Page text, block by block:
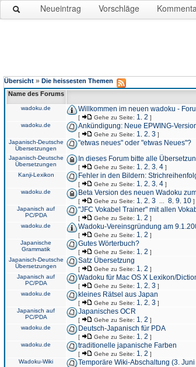
Neueintrag Vorschläge
Übersicht » Die heissesten Themen
Name des Forums
wadoku.de Willkommen im neuen wadoku -
[ Gehe zu Seite: 1 2 ]
wadoku.de Ankündigung: Neue EPWING-
[ Gehe zu Seite: 1 2 3 ]
Japanisch-Deutsche
Übersetzungen
"etwas neues" oder "etwas Neues"?
Japanisch-Deutsche
Übersetzungen
In dieses Forum bitte alle
[ Gehe zu Seite: 1 2 3 4 ]
Kanji-Lexikon Fehler in den Bildern:
[ Gehe zu Seite: 1 2 3 4 ]
wadoku.de Beta Version des neuen Wadoku
[ Gehe zu Seite: 1 2 3 8 9 10 ]
Japanisch auf
PC/PDA
"JFC Vokabel Trainer" mit allen
[ Gehe zu Seite: 1 2 ]
wadoku.de Wadoku-Vereinsgründung am
[ Gehe zu Seite: 1 2 ]
Japanische
Grammatik
Gutes Wörterbuch?
[ Gehe zu Seite: 1 2 ]
Japanisch-Deutsche
Übersetzungen
Satz Übersetzung
[ Gehe zu Seite: 1 2 ]
Japanisch auf
PC/PDA
Wadoku für Mac OS X Lexikon/
[ Gehe zu Seite: 1 2 3 ]
wadoku.de kleines Rätsel aus Japan
[ Gehe zu Seite: 1 2 3 ]
Japanisch auf
PC/PDA
Japanisches OCR
[ Gehe zu Seite: 1 2 ]
wadoku.de Deutsch-Japanisch für PDA
[ Gehe zu Seite: 1 2 ]
wadoku.de traditionelle japanische Farben
[ Gehe zu Seite: 1 2 ]
Wadoku-Wiki Temporäre Wiki-Abschaltung (3.